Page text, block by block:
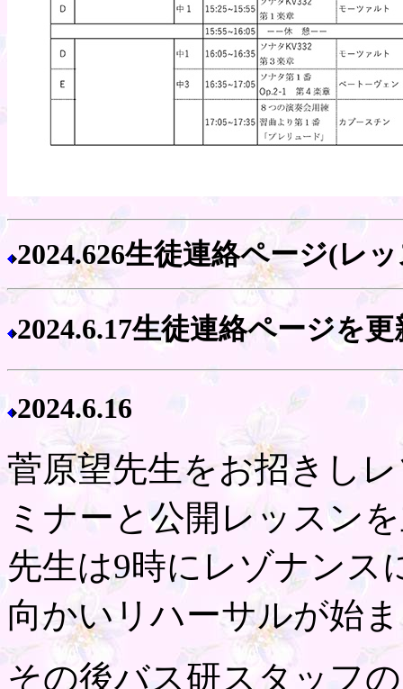
2024.626生徒連絡ページ(レ
2024.6.17生徒連絡ページを
2024.6.16
菅原望先生をお招きし
ミナーと公開レッスン
先生は9時にレゾナンス
向かいリハーサルが始
その後バス研スタッフ